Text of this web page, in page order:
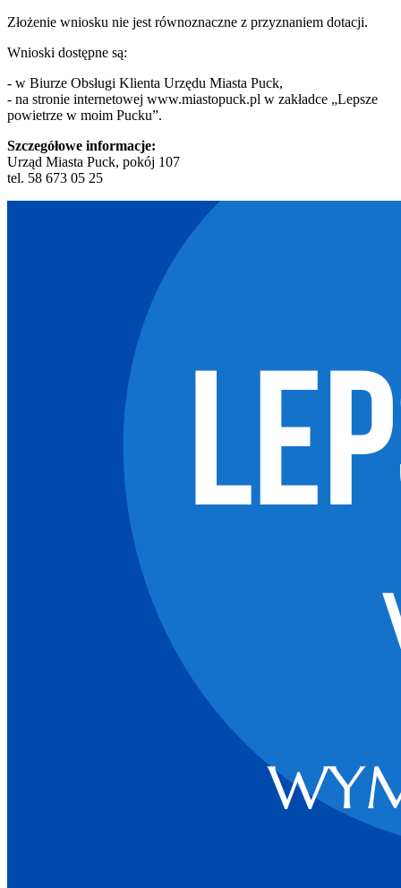
Złożenie wniosku nie jest równoznaczne z przyznaniem dotacji.
Wnioski dostępne są:
- w Biurze Obsługi Klienta Urzędu Miasta Puck,
- na stronie internetowej www.miastopuck.pl w zakładce „Lepsze
powietrze w moim Pucku”.
Szczegółowe informacje:
Urząd Miasta Puck, pokój 107
tel. 58 673 05 25